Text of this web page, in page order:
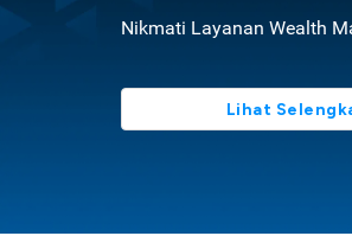
Nikmati Layanan Wealth
Lihat